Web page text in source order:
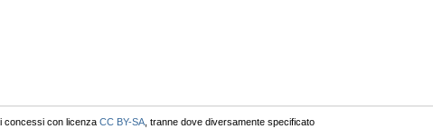
concessi con licenza CC BY-SA , tranne dove diversamente specificato